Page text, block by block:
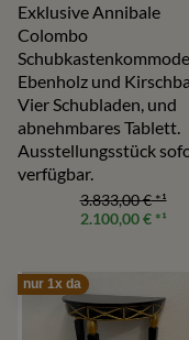
Exklusive Annibale
Colombo
Ebenholz und
Vier Schubladen, und
abnehmbares Tablett.
Ausstellungsstück
verfügbar.
3.833,00 €*¹
2.100,00 €*¹
nur 1x da